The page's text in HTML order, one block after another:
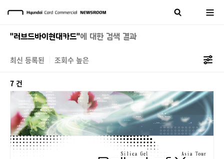
"러브드바이현대카드"에 대한 검색 결과
최신 등록된 조회수 높은
7 건